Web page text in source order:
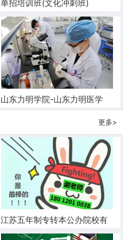
单招培训班(文化冲刺班)
山东力明学院-山东力明医学
更多>
江苏五年制专转本公办院校有
哪些哪个比较好考竞争小